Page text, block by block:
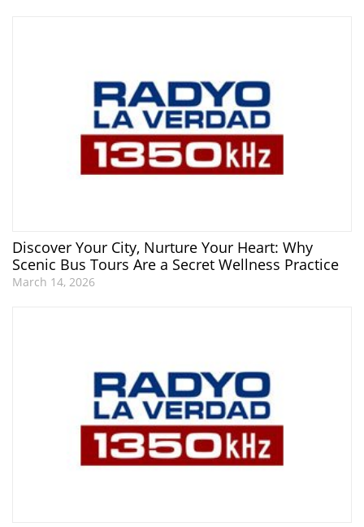
Discover Your City, Nurture Your Heart: Why
Scenic Bus Tours Are a Secret Wellness Practice
March 14, 2026